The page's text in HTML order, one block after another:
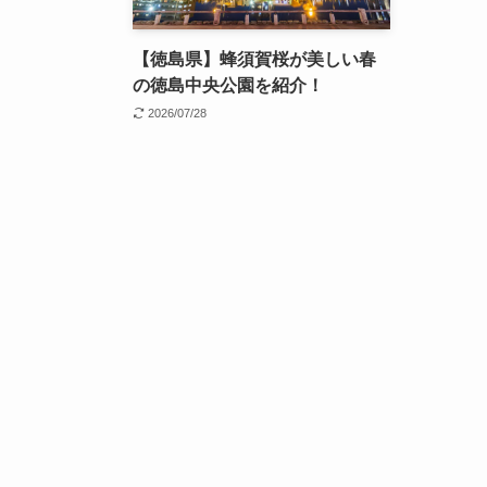
【徳島県】蜂須賀桜が美しい春
の徳島中央公園を紹介！
2026/07/28